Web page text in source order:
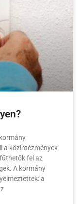
a közintézmények
fel az
A kormány
a